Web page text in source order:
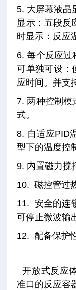
5. 大屏幕液晶
显示：五段反
时显示：反应
6. 每个反应过
可单独可设：
应时间。并支
7. 两种控制模
式。
8. 自适应PID
型下的温度控
9. 内置磁力搅
10. 磁控管过
11. 安全的连
可停止微波输
12. 配备保护
开放式反应
准口的反应容